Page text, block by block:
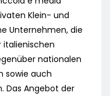
Klein- und
Unternehmen, die
italienischen
nationalen
sowie auch
Das Angebot der